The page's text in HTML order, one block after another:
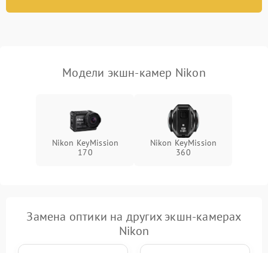
Повреждение системы
защиты от перегрева
1000 ₽ Подробнее →
Неисправность системы
1000 ₽
Модели экшн-камер Nikon
Nikon KeyMission
170
Nikon KeyMission
360
Замена оптики на других экшн-камерах
Nikon